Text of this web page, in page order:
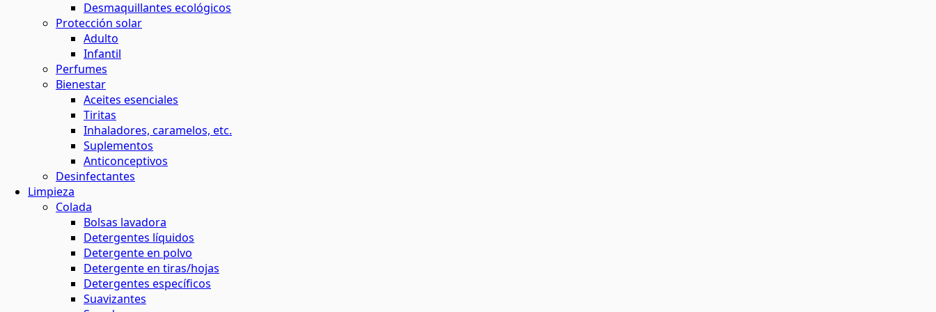
Desmaquillantes ecológicos
Protección solar
Adulto
Infantil
Perfumes
Bienestar
Aceites esenciales
Tiritas
Inhaladores, caramelos, etc.
Suplementos
Anticonceptivos
Desinfectantes
Limpieza
Colada
Bolsas lavadora
Detergentes líquidos
Detergente en polvo
Detergente en tiras/hojas
Detergentes específicos
Suavizantes